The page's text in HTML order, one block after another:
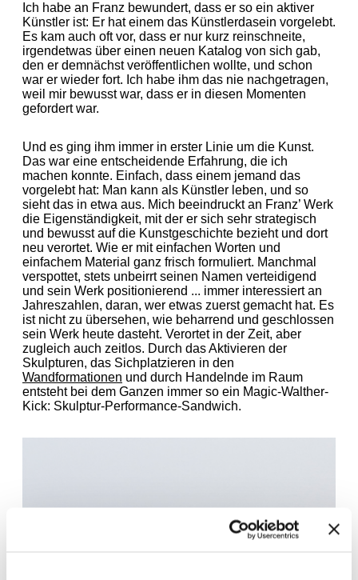
Ich habe an Franz bewundert, dass er so ein aktiver
Künstler ist: Er hat einem das Künstlerdasein vorgelebt.
Es kam auch oft vor, dass er nur kurz reinschneite,
irgendetwas über einen neuen Katalog von sich gab,
den er demnächst veröffentlichen wollte, und schon
war er wieder fort. Ich habe ihm das nie nachgetragen,
weil mir bewusst war, dass er in diesen Momenten
gefordert war.
Und es ging ihm immer in erster Linie um die Kunst.
Das war eine entscheidende Erfahrung, die ich
machen konnte. Einfach, dass einem jemand das
vorgelebt hat: Man kann als Künstler leben, und so
sieht das in etwa aus. Mich beeindruckt an Franz’ Werk
die Eigenständigkeit, mit der er sich sehr strategisch
und bewusst auf die Kunstgeschichte bezieht und dort
neu verortet. Wie er mit einfachen Worten und
einfachem Material ganz frisch formuliert. Manchmal
verspottet, stets unbeirrt seinen Namen verteidigend
und sein Werk positionierend ... immer interessiert an
Jahreszahlen, daran, wer etwas zuerst gemacht hat. Es
ist nicht zu übersehen, wie beharrend und geschlossen
sein Werk heute dasteht. Verortet in der Zeit, aber
zugleich auch zeitlos. Durch das Aktivieren der
Skulpturen, das Sichplatzieren in den
Wandformationen und durch Handelnde im Raum
entsteht bei dem Ganzen immer so ein Magic-Walther-
Kick: Skulptur-Performance-Sandwich.